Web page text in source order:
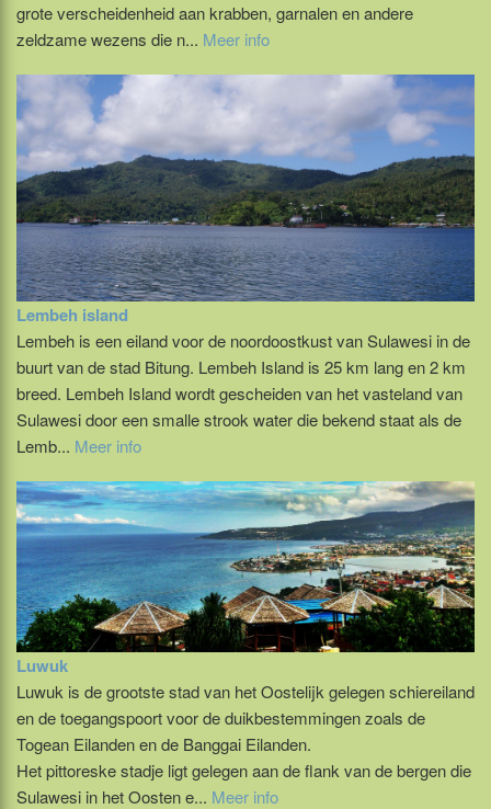
grote verscheidenheid aan krabben, garnalen en andere
zeldzame wezens die n... Meer info
Lembeh island
Lembeh is een eiland voor de noordoostkust van Sulawesi in de
buurt van de stad Bitung. Lembeh Island is 25 km lang en 2 km
breed. Lembeh Island wordt gescheiden van het vasteland van
Sulawesi door een smalle strook water die bekend staat als de
Lemb... Meer info
Luwuk
Luwuk is de grootste stad van het Oostelijk gelegen schiereiland
en de toegangspoort voor de duikbestemmingen zoals de
Togean Eilanden en de Banggai Eilanden.
Het pittoreske stadje ligt gelegen aan de flank van de bergen die
Sulawesi in het Oosten e... Meer info